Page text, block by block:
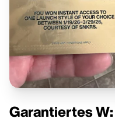
Garantiertes